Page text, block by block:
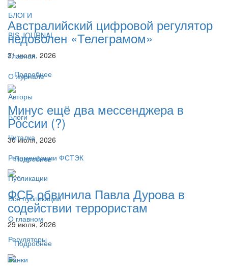
БЛОГИ
BIS JOURNAL
Главная
О журнале
Авторы
Блоги
Читалка
Рекомендации ФСТЭК
Публикации
Все публикации
О главном
Регуляторы
Банки
Австралийский цифровой регулятор
недоволен «Телеграмом»
31 июля, 2026
Подробнее
Минус ещё два мессенджера в
России (?)
30 июля, 2026
Подробнее
ФСБ обвинила Павла Дурова в
содействии террористам
29 июля, 2026
Подробнее